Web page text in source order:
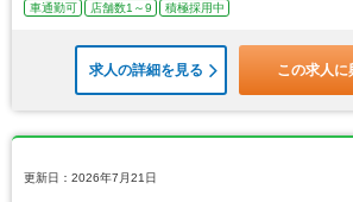
車通勤可
店舗数1～9 積極採用中
求人の詳細を見る この求人に
更新日：2026年7月21日